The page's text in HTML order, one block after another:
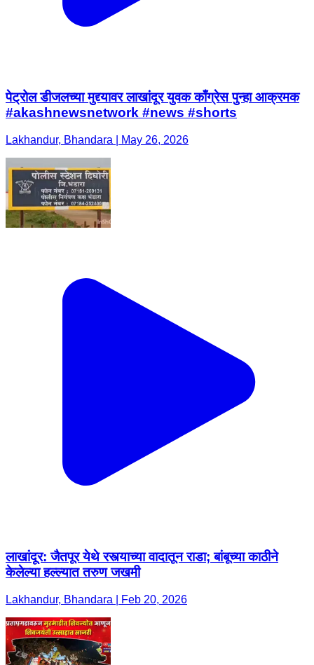
पेट्रोल डीजलच्या मुद्द्यावर लाखांदूर युवक काँग्रेस पुन्हा आक्रमक
#akashnewsnetwork #news #shorts
Lakhandur, Bhandara | May 26, 2026
लाखांदूर: जैतपूर येथे रस्त्याच्या वादातून राडा; बांबूच्या काठीने
केलेल्या हल्ल्यात तरुण जखमी
Lakhandur, Bhandara | Feb 20, 2026